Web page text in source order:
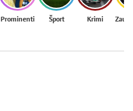
Prominenti Šport Krimi